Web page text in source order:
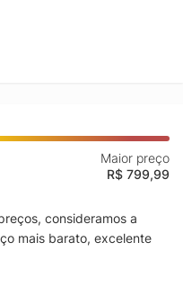
Maior preço
R$ 799,99
consideramos a
mais barato, excelente